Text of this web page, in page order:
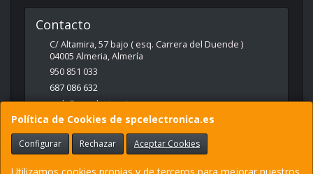
Política de Cookies de spcelectronica.es
Configurar Rechazar Aceptar Cookies
Contacto
C/ Altamira, 57 bajo ( esq. Carrera del Duende )
04005 Almeria,Almería
950 851 033
687 086 632
web@spcelectronica.es
Horario
9:30 - 14:00 Y 17:00 - 21:00